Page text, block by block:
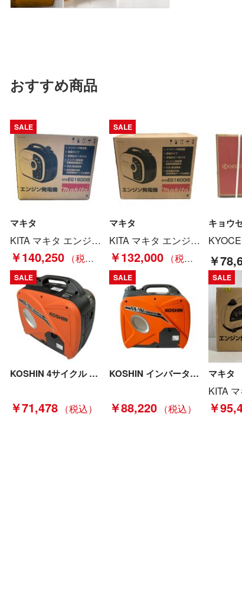
おすすめ商品
SALE
マキタ
KITA マキタ エンジン発電機 EG1600IS 工具 大型機械 発電機 未使用品(S) インバーター Sランク
￥140,250
SALE
マキタ
KITA マキタ エンジン発電機 EG1600IS 1.6kva Sランク
￥132,000
キョウ
￥
SALE
KOSHIN 4サイクル 1.6kVA インバーター発電機 取説 外箱付 GV-16i オレンジ Sランク
￥71,478
SALE
KOSHIN インバーター発電機 未使用品 箱付 1.6kVA 100v GV-16i オレンジ Sランク
￥88,220
SALE
マキタ
￥